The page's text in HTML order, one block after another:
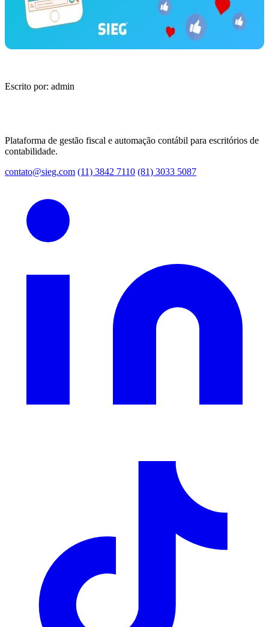
Escrito por: admin
Plataforma de gestão fiscal e automação contábil para escritórios de
contabilidade.
contato@sieg.com (11) 3842 7110 (81) 3033 5087